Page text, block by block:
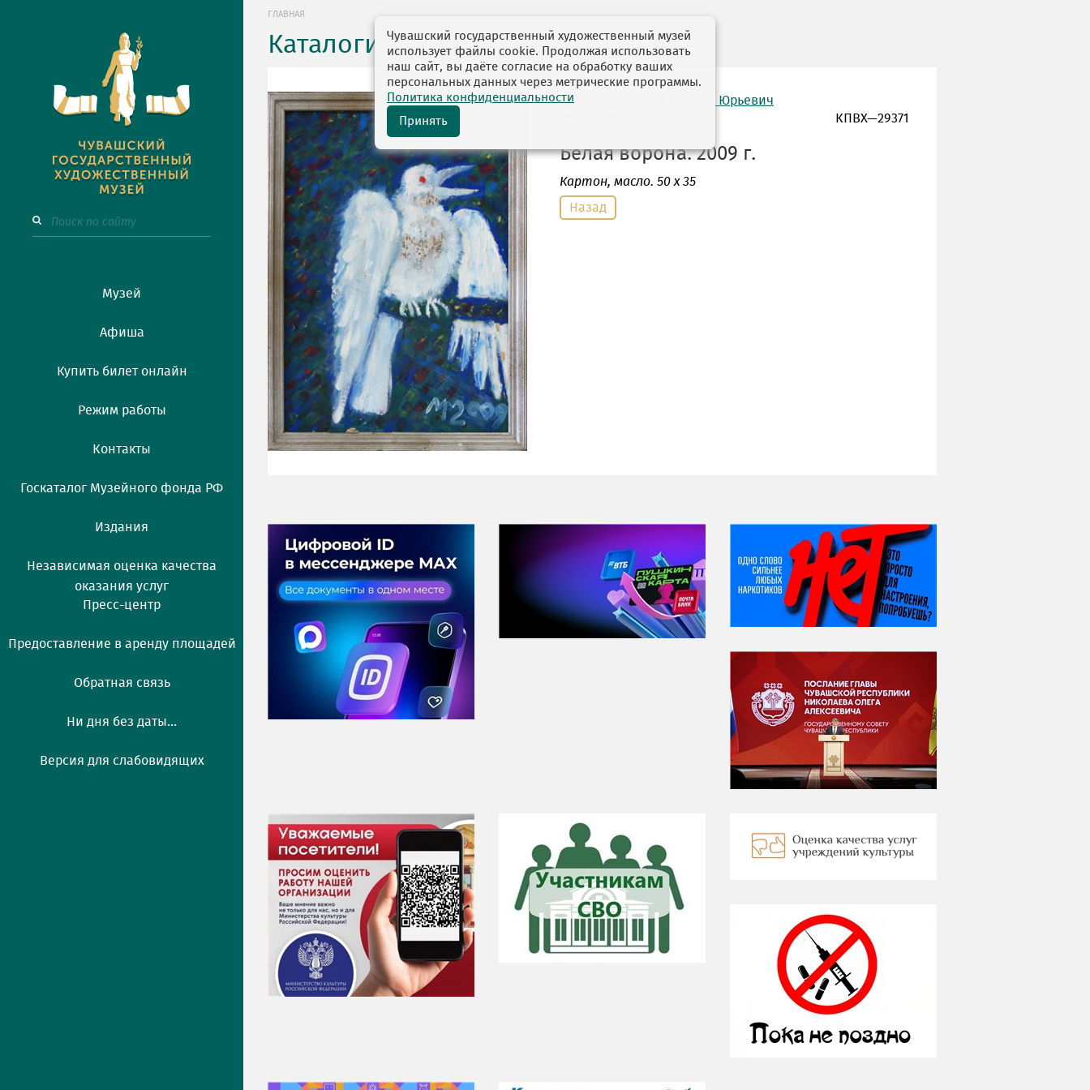
Музей
Афиша
Купить билет онлайн
Режим работы
Контакты
Госкаталог Музейного фонда РФ
Издания
Независимая оценка качества
оказания услуг
Пресс-центр
Предоставление в аренду площадей
Обратная связь
Ни дня без даты...
Версия для слабовидящих
ГЛАВНАЯ
Каталоги выставок
автор: Вдовичев Максим Юрьевич
КПВХ—29371
Белая ворона. 2009 г.
Картон, масло. 50 х 35
Назад
НИ ДНЯ БЕЗ ДАТЫ...
08 августа
ВСЕМИРНЫЙ ДЕНЬ
КОШЕК
Чувашский государственный художественный музей
использует файлы cookie. Продолжая использовать
наш сайт, вы даёте согласие на обработку ваших
персональных данных через метрические программы.
Политика конфиденциальности
Принять